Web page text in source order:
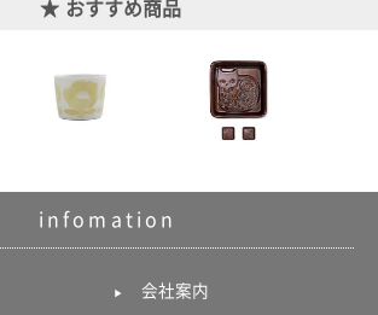
おすすめ商品
infomation
会社案内